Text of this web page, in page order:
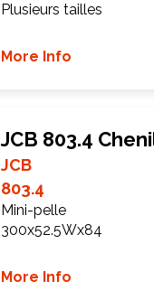
Plusieurs tailles
More Info
JCB 803.4
JCB
803.4
Mini-pelle
300x52.5Wx84
More Info